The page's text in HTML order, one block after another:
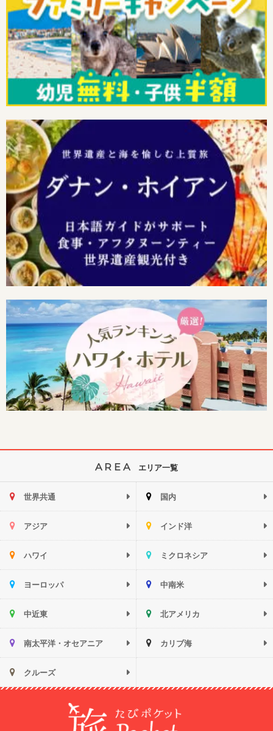
AREA エリア一覧
世界共通 国内
アジア インド洋
ハワイ ミクロネシア
ヨーロッパ 中南米
中近東 北アメリカ
南太平洋・オセアニア カリブ海
クルーズ